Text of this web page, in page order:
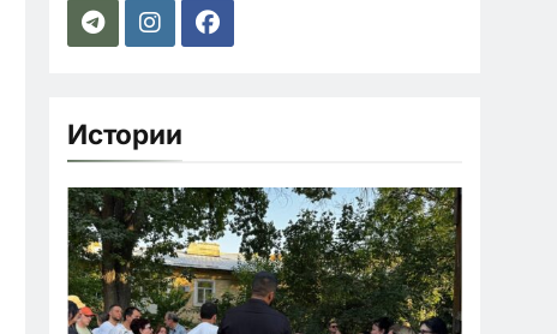
Истории